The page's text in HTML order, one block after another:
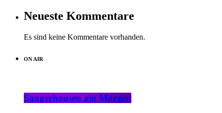
Neueste Kommentare
Es sind keine Kommentare vorhanden.
ON AIR
Sangerhausen am Morgen